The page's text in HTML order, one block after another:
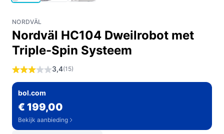
NORDVÄL
Nordväl HC104 Dweilrobot met
Triple-Spin Systeem
3,4(15)
bol.com
€ 199,00
Bekijk aanbieding